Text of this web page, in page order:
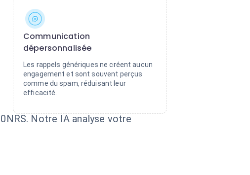
Communication
dépersonnalisée
Les rappels génériques ne créent aucun
engagement et sont souvent perçus
comme du spam, réduisant leur
efficacité.
Notre IA analyse votre